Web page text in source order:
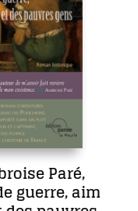
Paré,
aimé